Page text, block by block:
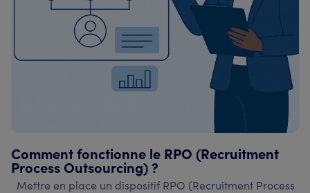
Comment fonctionne le RPO (Recruitment
Process Outsourcing) ?
Mettre en place un dispositif RPO (Recruitment Process